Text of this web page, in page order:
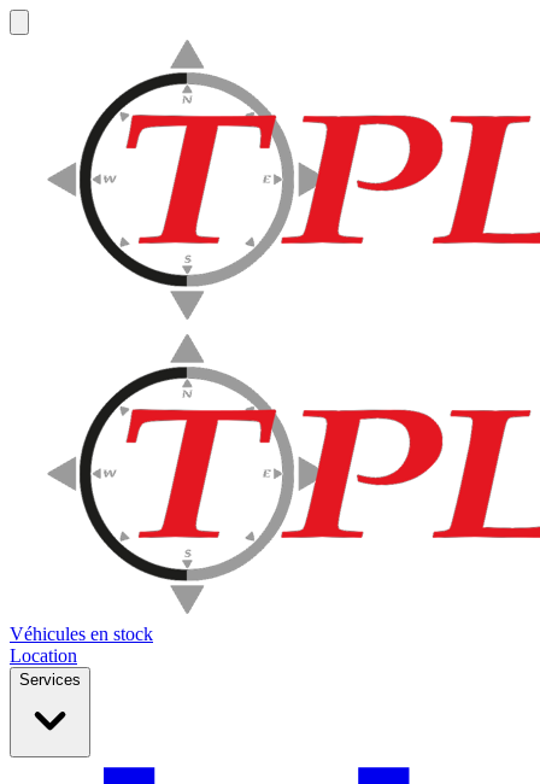
Véhicules en stock
Location
Services